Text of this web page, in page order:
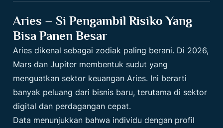
Aries – Si Pengambil Risiko Yang
Bisa Panen Besar
Aries dikenal sebagai zodiak paling berani. Di 2026,
Mars dan Jupiter membentuk sudut yang
menguatkan sektor keuangan Aries. Ini berarti
banyak peluang dari bisnis baru, terutama di sektor
digital dan perdagangan cepat.
Data menunjukkan bahwa individu dengan profil